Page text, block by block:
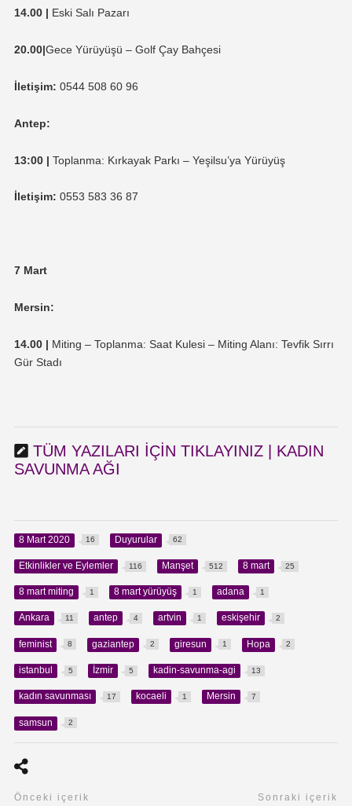
14.00 | Eski Salı Pazarı
20.00|Gece Yürüyüşü – Golf Çay Bahçesi
İletişim: 0544 508 60 96
Antep:
13:00 | Toplanma: Kırkayak Parkı – Yeşilsu’ya Yürüyüş
İletişim: 0553 583 36 87
7 Mart
Mersin:
14.00 | Miting – Toplanma: Saat Kulesi – Miting Alanı: Tevfik Sırrı
Gür Stadı
TÜM YAZILARI IÇIN TIKLAYINIZ | KADIN
SAVUNMA AĞI
8 Mart 2020 16 Duyurular 62
Etkinlikler ve Eylemler 116 Manşet 512 8 mart 25
8 mart miting 1 8 mart yürüyüş 1 adana 1
Ankara 11 antep 4 artvin 1 eskişehir 2
feminist 8 gaziantep 2 giresun 1 Hopa 2
istanbul 5 İzmir 5 kadin-savunma-agi 13
kadın savunması 17 kocaeli 1 Mersin 7
samsun 2
Önceki içerik Sonraki içerik